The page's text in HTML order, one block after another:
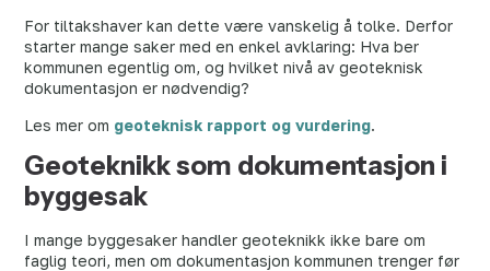
For tiltakshaver kan dette være vanskelig å tolke. Derfor
starter mange saker med en enkel avklaring: Hva ber
kommunen egentlig om, og hvilket nivå av geoteknisk
dokumentasjon er nødvendig?
Les mer om geoteknisk rapport og vurdering.
Geoteknikk som dokumentasjon i
byggesak
I mange byggesaker handler geoteknikk ikke bare om
faglig teori, men om dokumentasjon kommunen trenger før